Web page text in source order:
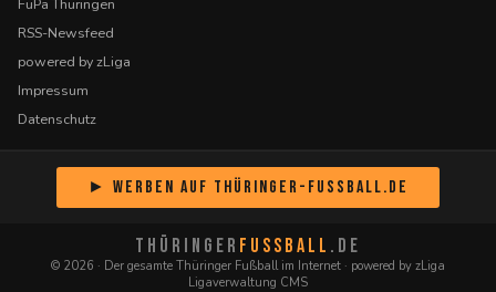
FuPa Thüringen
RSS-Newsfeed
powered by zLiga
Impressum
Datenschutz
► Werben auf Thüringer-Fussball.de
THÜRINGER FUSSBALL .DE
© 2026 · Der gesamte Thüringer Fußball im Internet · powered by zLiga
Ligaverwaltung CMS